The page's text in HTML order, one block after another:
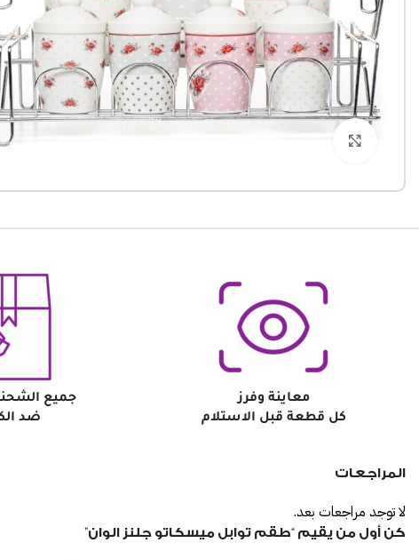
معاينة وفرز
كل قطعة قبل الاستلام
جميع
ضد
المراجعات
لا توجد مراجعات بعد.
كن أول من يقيم “طقم توابل ميسكاتو جلنز الوان”